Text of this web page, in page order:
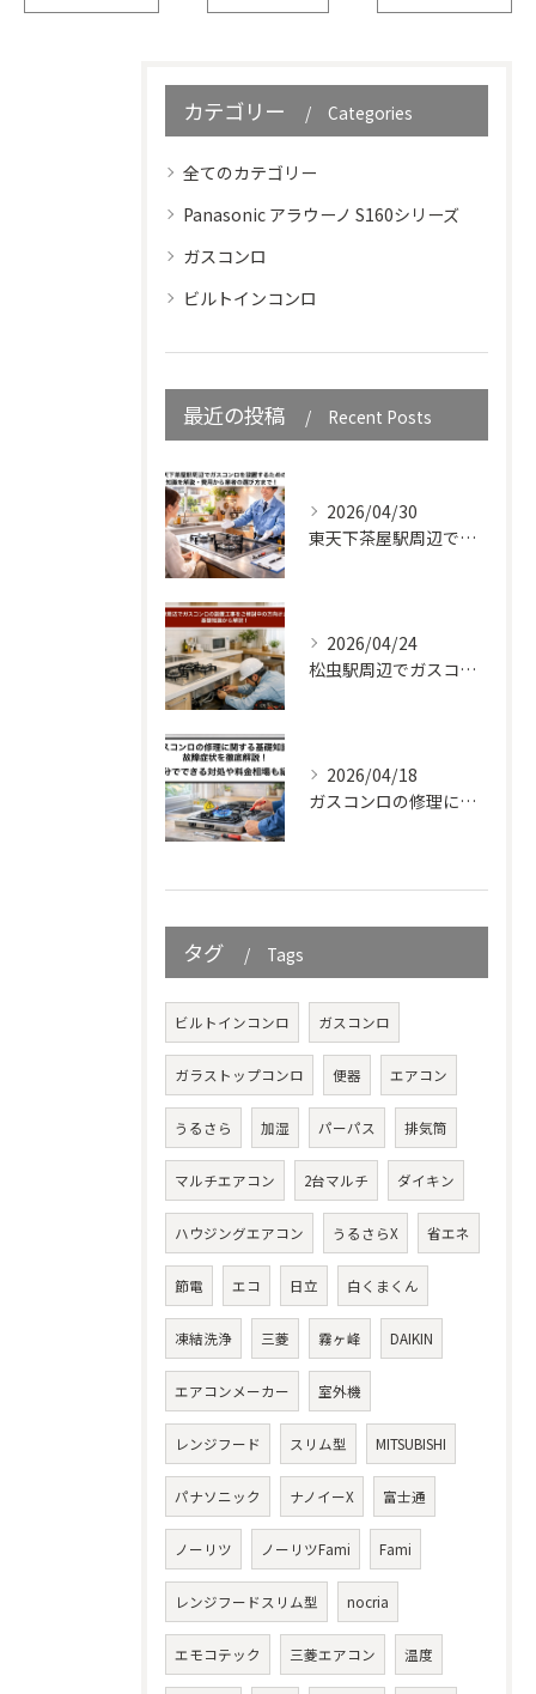
カテゴリー Categories
全てのカテゴリー
Panasonic アラウーノ S160シリーズ
ガスコンロ
ビルトインコンロ
最近の投稿 Recent Posts
2026/04/30
東天下茶屋駅周辺でガスコンロを設置するための知識を解説・費用から業者の選び方まで！
2026/04/24
松虫駅周辺でガスコンロの設置工事をご検討中の方向けガイド｜基礎知識から解説！
2026/04/18
ガスコンロの修理に関する基礎知識と故障症状を徹底解説！自分でできる対処や料金相場も紹介
タグ Tags
ビルトインコンロ ガスコンロ
ガラストップコンロ 便器 エアコン
うるさら 加湿 パーパス 排気筒
マルチエアコン 2台マルチ ダイキン
ハウジングエアコン うるさらX 省エネ
節電 エコ 日立 白くまくん
凍結洗浄 三菱 霧ヶ峰 DAIKIN
エアコンメーカー 室外機
レンジフード スリム型 MITSUBISHI
パナソニック ナノイーX 富士通
ノーリツ ノーリツFami Fami
レンジフードスリム型 nocria
エモコテック 三菱エアコン 温度